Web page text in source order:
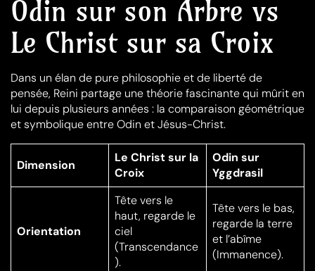
Odin sur son Arbre vs
Le Christ sur sa Croix
Dans un élan de pure philosophie et de liberté de
pensée, Reini partage une théorie fascinante qui mûrit en
lui depuis plusieurs années : la comparaison géométrique
et symbolique entre Odin et Jésus-Christ.
Dimension
Le Christ sur la
Croix
Odin sur
Yggdrasil
Orientation
Tête vers le
haut, regarde le
ciel
(Transcendance
).
Tête vers le bas,
regarde la terre
et l’abîme
(Immanence).